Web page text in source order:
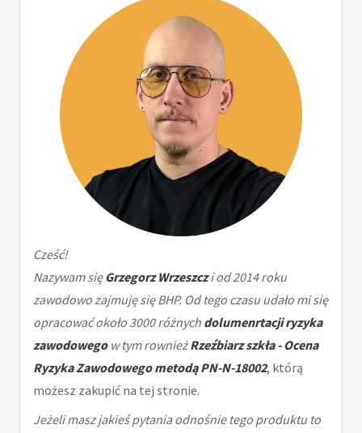
Cześć!
Nazywam sięGrzegorz Wrzeszczi od 2014 roku
zawodowo zajmuję się BHP. Od tego czasu udało mi się
opracować około 3000 różnych dolumenrtacji ryzyka
zawodowegow tym rownieżRzeźbiarz szkła - Ocena
Ryzyka Zawodowego metodą PN-N-18002, którą
możesz zakupić na tej stronie.
Jeżeli masz jakieś pytania odnośnie tego produktu to